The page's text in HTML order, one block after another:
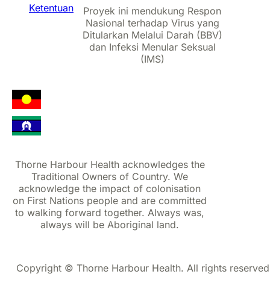
Ketentuan
Proyek ini mendukung Respon
Nasional terhadap Virus yang
Ditularkan Melalui Darah (BBV)
dan Infeksi Menular Seksual
(IMS)
Thorne Harbour Health acknowledges the
Traditional Owners of Country. We
acknowledge the impact of colonisation
on First Nations people and are committed
to walking forward together. Always was,
always will be Aboriginal land.
Copyright © Thorne Harbour Health. All rights